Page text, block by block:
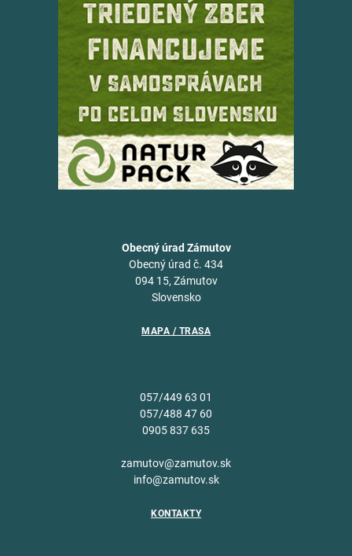
Obecný úrad Zámutov
Obecný úrad č. 434
094 15, Zámutov
Slovensko
MAPA / TRASA
057/449 63 01
057/488 47 60
0905 837 635
zamutov@zamutov.sk
info@zamutov.sk
KONTAKTY